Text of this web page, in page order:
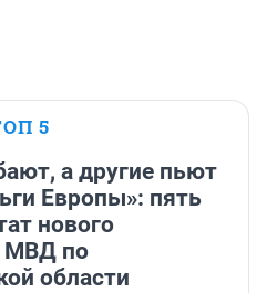
5
а другие пьют
Европы»: пять
нового
МВД по
области